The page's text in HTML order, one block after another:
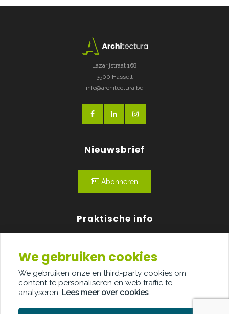
Lazarijstraat 168
3500 Hasselt
info@architectura.be
Nieuwsbrief
Abonneren
Praktische info
Over ons
Adverteren
Contact
We gebruiken cookies
We gebruiken onze en third-party cookies om
content te personaliseren en web traffic te
analyseren. Lees meer over cookies